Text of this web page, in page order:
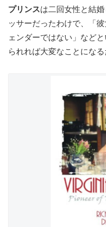
プリンスは二回女性と結
ッサーだったわけで、「
ェンダーではない」など
られれば大変なことになる